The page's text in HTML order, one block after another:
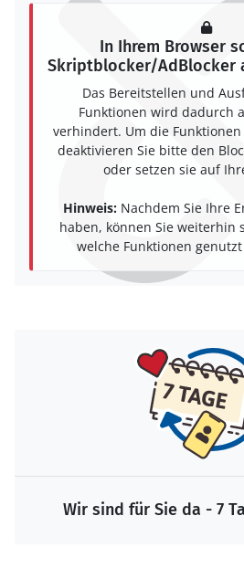
In Ihrem Browser
Skriptblocker/AdBlocker
Das Bereitstellen und
Funktionen wird dadurch
verhindert. Um die
deaktivieren Sie bitte den
oder setzen sie auf
Hinweis: Nachdem Sie Ihre
haben, können Sie weiterhin
welche Funktionen
Wir sind für Sie da - 7